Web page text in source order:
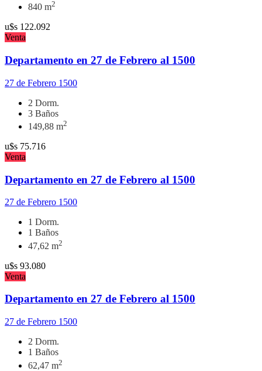
840 m2
u$s 122.092
Venta
Departamento en 27 de Febrero al 1500
27 de Febrero 1500
2 Dorm.
3 Baños
149,88 m2
u$s 75.716
Venta
Departamento en 27 de Febrero al 1500
27 de Febrero 1500
1 Dorm.
1 Baños
47,62 m2
u$s 93.080
Venta
Departamento en 27 de Febrero al 1500
27 de Febrero 1500
2 Dorm.
1 Baños
62,47 m2